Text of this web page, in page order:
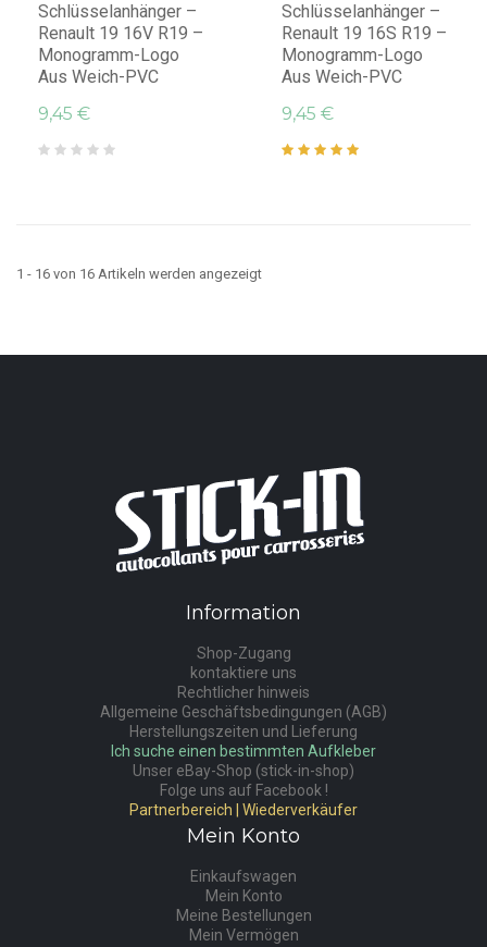
Schlüsselanhänger –
Renault 19 16V R19 –
Monogramm-Logo
Aus Weich-PVC
9,45 €
Schlüsselanhänger –
Renault 19 16S R19 –
Monogramm-Logo
Aus Weich-PVC
9,45 €
1 - 16 von 16 Artikeln werden angezeigt
Information
Shop-Zugang
kontaktiere uns
Rechtlicher hinweis
Allgemeine Geschäftsbedingungen (AGB)
Herstellungszeiten und Lieferung
Ich suche einen bestimmten Aufkleber
Unser eBay-Shop (stick-in-shop)
Folge uns auf Facebook !
Partnerbereich | Wiederverkäufer
Mein Konto
Einkaufswagen
Mein Konto
Meine Bestellungen
Mein Vermögen